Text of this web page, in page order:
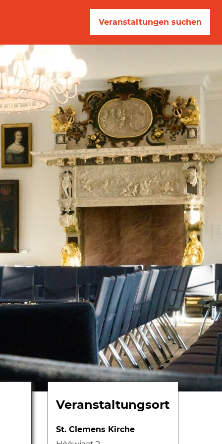
Veranstaltungen suchen
Veranstaltungsort
St. Clemens Kirche